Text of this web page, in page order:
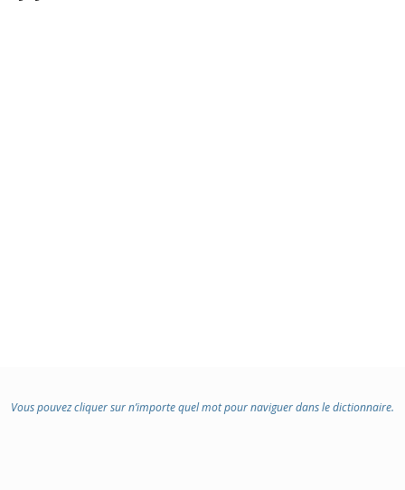
Vous pouvez cliquer sur n’importe quel mot pour naviguer dans le dictionnaire.